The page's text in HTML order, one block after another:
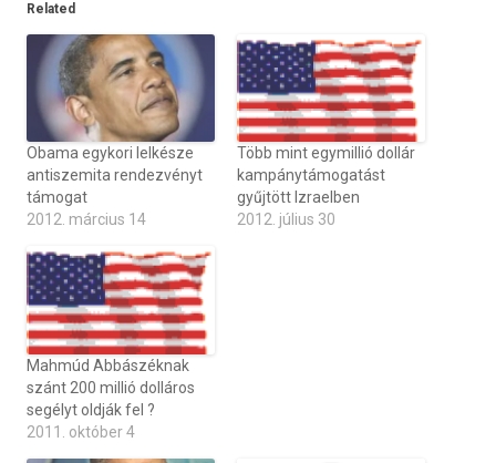
Related
Obama egykori lelkésze
antiszemita rendezvényt
támogat
2012. március 14
Több mint egymillió dollár
kampánytámogatást
gyűjtött Izraelben
2012. július 30
Mahmúd Abbászéknak
szánt 200 millió dolláros
segélyt oldják fel ?
2011. október 4